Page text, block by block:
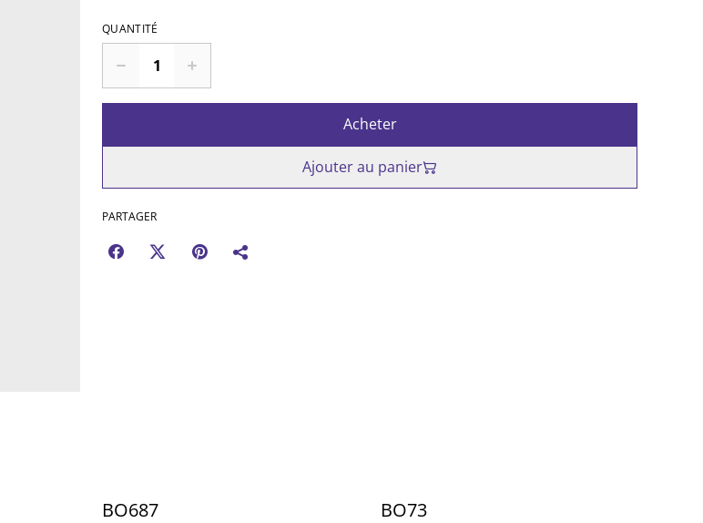
QUANTITÉ
Acheter
Ajouter au panier
PARTAGER
BO687 BO73